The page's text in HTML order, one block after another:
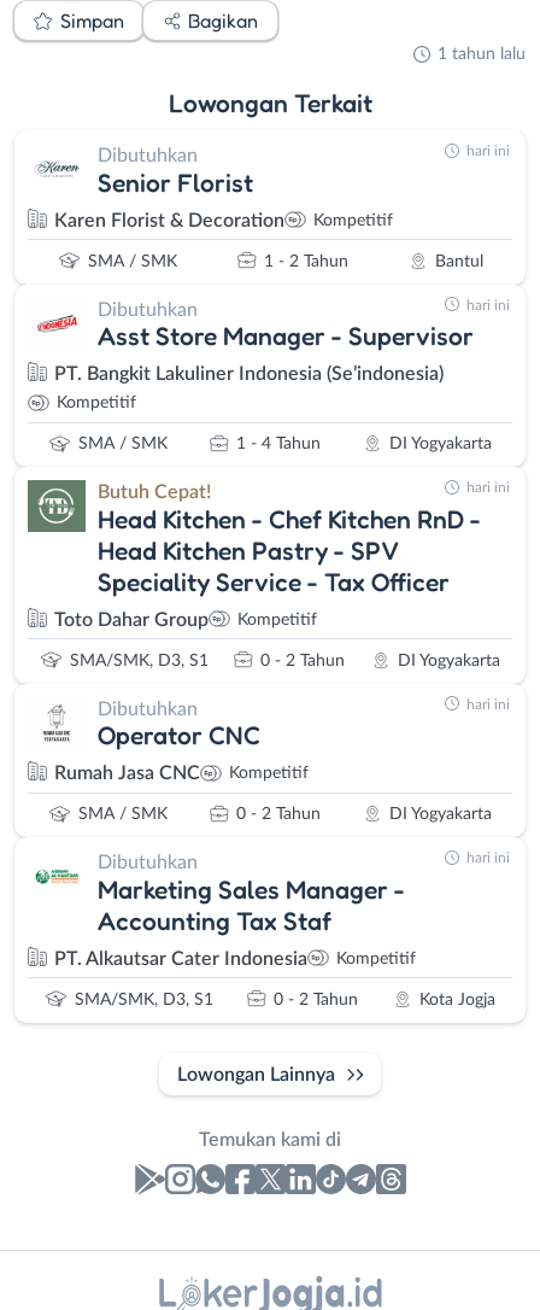
Simpan Bagikan
1 tahun lalu
Lowongan Terkait
Dibutuhkan
Senior Florist
Karen Florist & Decoration Kompetitif
SMA / SMK 1 - 2 Tahun Bantul
hari ini
Dibutuhkan
Asst Store Manager - Supervisor
PT. Bangkit Lakuliner Indonesia (Se’indonesia)
Kompetitif
SMA / SMK 1 - 4 Tahun DI Yogyakarta
hari ini
Butuh Cepat!
Head Kitchen - Chef Kitchen RnD -
Head Kitchen Pastry - SPV
Speciality Service - Tax Officer
Toto Dahar Group Kompetitif
SMA/SMK, D3, S1 0 - 2 Tahun DI Yogyakarta
hari ini
Dibutuhkan
Operator CNC
Rumah Jasa CNC Kompetitif
SMA / SMK 0 - 2 Tahun DI Yogyakarta
hari ini
Dibutuhkan
Marketing Sales Manager -
Accounting Tax Staf
PT. Alkautsar Cater Indonesia Kompetitif
SMA/SMK, D3, S1 0 - 2 Tahun Kota Jogja
hari ini
Lowongan Lainnya
Temukan kami di